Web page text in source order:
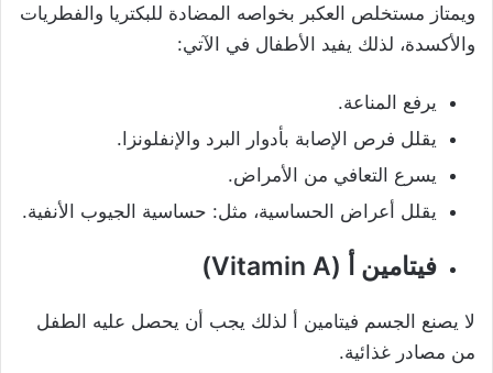
ويمتاز مستخلص العكبر بخواصه المضادة للبكتريا والفطريات
والأكسدة، لذلك يفيد الأطفال في الآتي:
يرفع المناعة.
يقلل فرص الإصابة بأدوار البرد والإنفلونزا.
يسرع التعافي من الأمراض.
يقلل أعراض الحساسية، مثل: حساسية الجيوب الأنفية.
فيتامين أ (Vitamin A)
لا يصنع الجسم فيتامين أ لذلك يجب أن يحصل عليه الطفل
من مصادر غذائية.